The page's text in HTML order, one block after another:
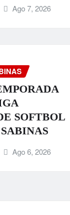
Ago 7, 2026
SOFTBOL
Ago 6, 2026